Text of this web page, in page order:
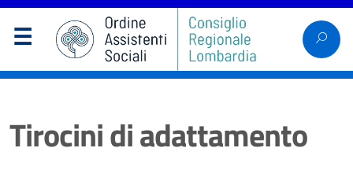
Tirocini di adattamento